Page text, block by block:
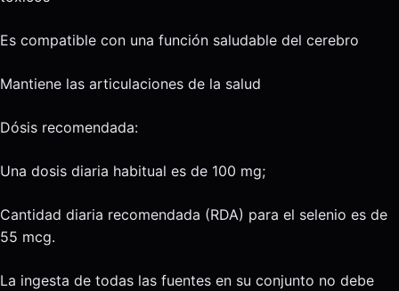
Es compatible con una función saludable del cerebro
Mantiene las articulaciones de la salud
Dósis recomendada:
Una dosis diaria habitual es de 100 mg;
Cantidad diaria recomendada (RDA) para el selenio es de
55 mcg.
La ingesta de todas las fuentes en su conjunto no debe